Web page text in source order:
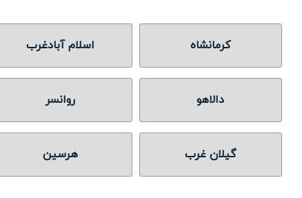
کرمانشاه اسلام آبادغرب
دالاهو روانسر
گیلان غرب هرسین